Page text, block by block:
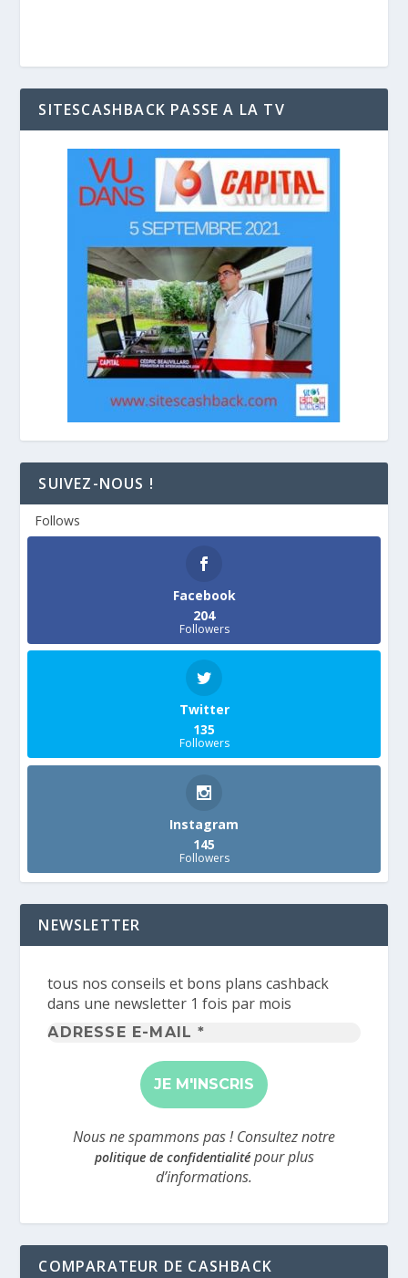
SITESCASHBACK PASSE A LA TV
SUIVEZ-NOUS !
Follows
Facebook
204
Followers
Twitter
135
Followers
Instagram
145
Followers
NEWSLETTER
tous nos conseils et bons plans cashback
dans une newsletter 1 fois par mois
Adresse
mail
*
Nous ne spammons pas ! Consultez notre
politique de confidentialitépour plus
d’informations.
COMPARATEUR DE CASHBACK